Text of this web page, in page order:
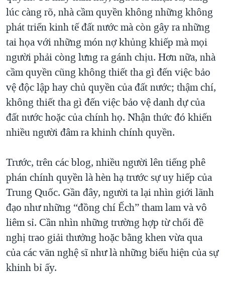
lúc càng rõ, nhà cầm quyền không những không
phát triển kinh tế đất nước mà còn gây ra những
tai họa với những món nợ khủng khiếp mà mọi
người phải còng lưng ra gánh chịu. Hơn nữa, nhà
cầm quyền cũng không thiết tha gì đến việc bảo
vệ độc lập hay chủ quyền của đất nước; thậm chí,
không thiết tha gì đến việc bảo vệ danh dự của
đất nước hoặc của chính họ. Nhận thức đó khiến
nhiều người đâm ra khinh chính quyền.
Trước, trên các blog, nhiều người lên tiếng phê
phán chính quyền là hèn hạ trước sự uy hiếp của
Trung Quốc. Gần đây, người ta lại nhìn giới lãnh
đạo như những “đồng chí Ếch” tham lam và vô
liêm sỉ. Cần nhìn những trường hợp từ chối đề
nghị trao giải thưởng hoặc bằng khen vừa qua
của các văn nghệ sĩ như là những biểu hiện của sự
khinh bỉ ấy.